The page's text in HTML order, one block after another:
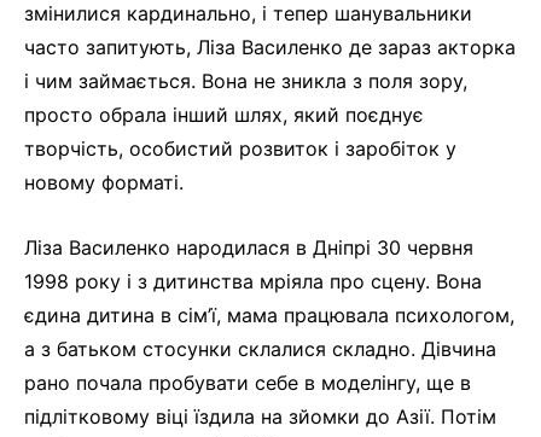
змінилися кардинально, і тепер шанувальники
часто запитують, Ліза Василенко де зараз акторка
і чим займається. Вона не зникла з поля зору,
просто обрала інший шлях, який поєднує
творчість, особистий розвиток і заробіток у
новому форматі.
Ліза Василенко народилася в Дніпрі 30 червня
1998 року і з дитинства мріяла про сцену. Вона
єдина дитина в сім’ї, мама працювала психологом,
а з батьком стосунки склалися складно. Дівчина
рано почала пробувати себе в моделінгу, ще в
підлітковому віці їздила на зйомки до Азії. Потім